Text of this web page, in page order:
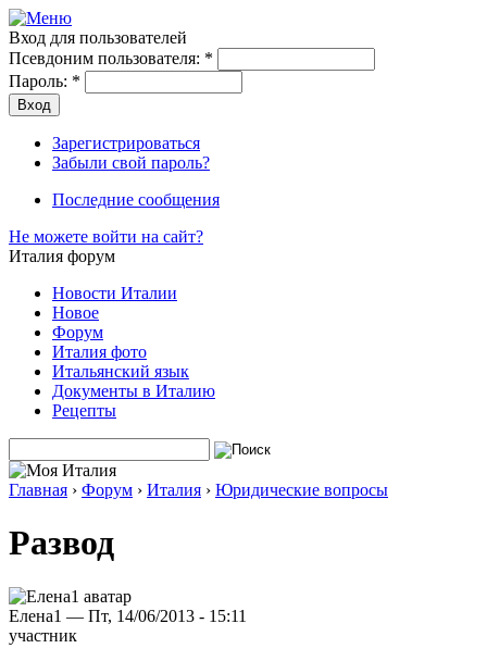
Вход для пользователей
Псевдоним пользователя: *
Пароль: *
Зарегистрироваться
Забыли свой пароль?
Последние сообщения
Не можете войти на сайт?
Италия форум
Новости Италии
Новое
Форум
Италия фото
Итальянский язык
Документы в Италию
Рецепты
Главная › Форум › Италия › Юридические вопросы
Развод
Елена1 — Пт, 14/06/2013 - 15:11
участник